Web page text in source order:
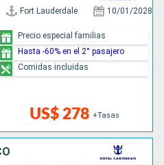
Fort Lauderdale 10/01/2028
US$ 278 +Tasas
Precio especial familias
Hasta -60% en el 2° pasajero
Comidas incluidas